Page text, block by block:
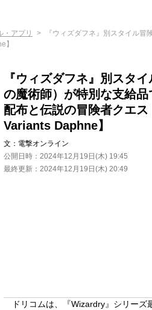
・アプリ
『ウィズダフネ』別スタイル
】
『ウィズダフネ』別スタ
の魔術師）が特別な支給
配布と伝説の冒険者クエ
Variants Daphne】
文： 電撃オンライン
公開日時： 2024年12月19日(木) 19:45
最終更新： 2024年12月19日(木) 20:49
ドリコムは、『Wizardry』シリーズ